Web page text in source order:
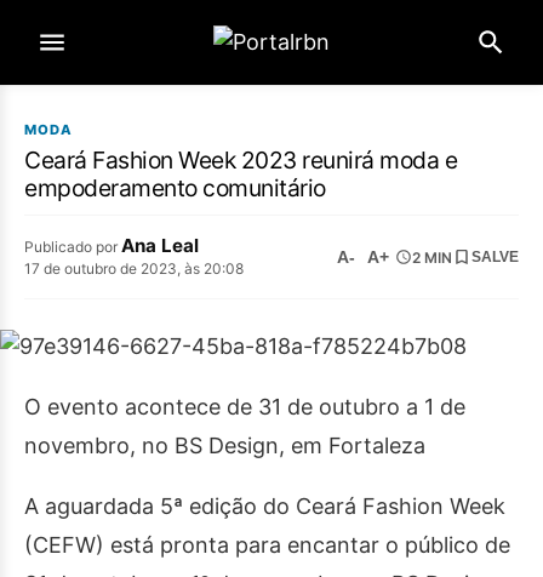
MODA
Ceará Fashion Week 2023 reunirá moda e
empoderamento comunitário
Publicado por Ana Leal
17 de outubro de 2023, às 20:08
A- A+ 2 MIN SALVE
O evento acontece de 31 de outubro a 1 de
novembro, no BS Design, em Fortaleza
A aguardada 5ª edição do Ceará Fashion Week
(CEFW) está pronta para encantar o público de